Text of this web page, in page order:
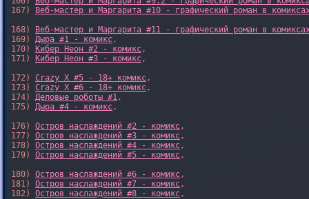
167)
Веб-мастер и Маргарита #10 - графический роман в
168)
Веб-мастер и Маргарита #11 - графический роман в
169) Дыра #1 - комикс,
170)
Кибер Неон #2 - комикс,
171)
Кибер Неон #3 - комикс,
172) Crazy X #5 - 18+ комикс,
173) Crazy X #6 - 18+ комикс,
174) Деловые роботы #1,
175) Дыра #4 - комикс,
176) Остров наслаждений #2 - комикс,
177) Остров наслаждений #3 - комикс,
178) Остров наслаждений #4 - комикс,
179) Остров наслаждений #5 - комикс,
180) Остров наслаждений #6 - комикс,
181) Остров наслаждений #7 - комикс,
182) Остров наслаждений #8 - комикс,